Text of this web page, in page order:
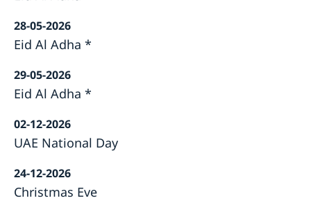
28-05-2026
Eid Al Adha *
29-05-2026
Eid Al Adha *
02-12-2026
UAE National Day
24-12-2026
Christmas Eve